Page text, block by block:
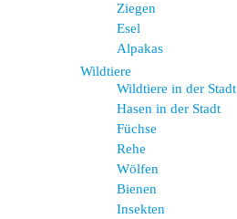
Ziegen
Esel
Alpakas
Wildtiere
Wildtiere in der Stadt
Hasen in der Stadt
Füchse
Rehe
Wölfen
Bienen
Insekten